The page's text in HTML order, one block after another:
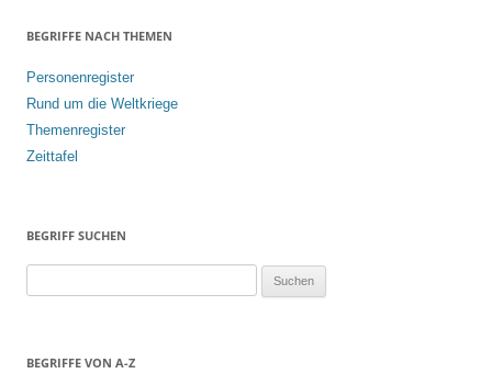
BEGRIFFE NACH THEMEN
Personenregister
Rund um die Weltkriege
Themenregister
Zeittafel
BEGRIFF SUCHEN
h
BEGRIFFE VON A-Z